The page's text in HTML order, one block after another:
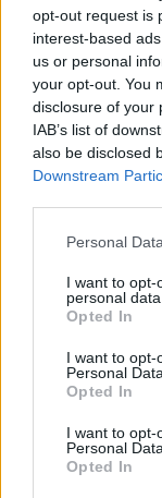
opt-out request is
interest-based
us or personal
your opt-out. You
disclosure of your
IAB’s list of
also be disclosed
Downstream
Personal
I want to opt-
personal data.
Opted In
I want to opt-
Personal Data.
Opted In
I want to opt-
Personal
Opted In
Deixou resíduos
identificado
A Câmara
encontrava a
8 Agosto, 2026 - 09:00